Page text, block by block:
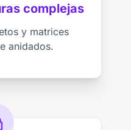
complejas
y matrices
anidados.